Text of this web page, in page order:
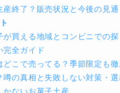
終了？販売状況と今後の見通
買える地域とコンビニでの探
完全ガイド
こで売ってる？季節限定も徹
の真相と失敗しない対策・選
かないお菓子土産